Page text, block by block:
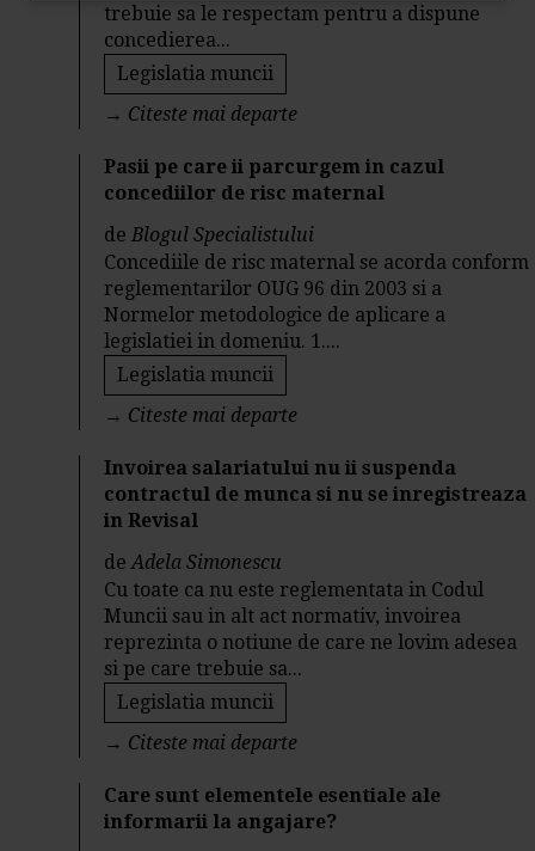
trebuie sa le respectam pentru a dispune
concedierea...
Legislatia muncii
→ Citeste mai departe
Pasii pe care ii parcurgem in cazul
concediilor de risc maternal
deBlogul Specialistului
Concediile de risc maternal se acorda conform
reglementarilor OUG 96 din 2003 si a
Normelor metodologice de aplicare a
legislatiei in domeniu. 1....
Legislatia muncii
→ Citeste mai departe
Invoirea salariatului nu ii suspenda
contractul de munca si nu se inregistreaza
in Revisal
deAdela Simonescu
Cu toate ca nu este reglementata in Codul
Muncii sau in alt act normativ, invoirea
reprezinta o notiune de care ne lovim adesea
si pe care trebuie sa...
Legislatia muncii
→ Citeste mai departe
Care sunt elementele esentiale ale
informarii la angajare?